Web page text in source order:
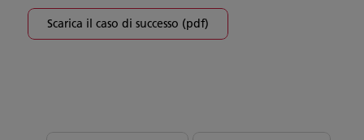
Scarica il caso di successo (pdf)